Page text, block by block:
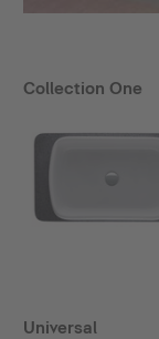
Collection One
Universal